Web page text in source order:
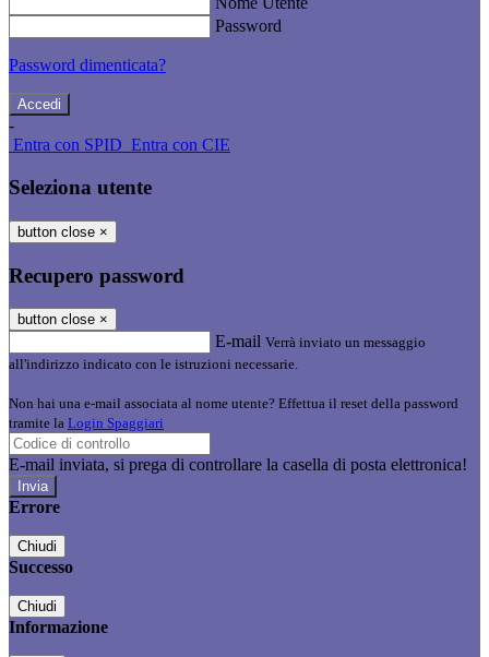
Password
Password dimenticata?
-
Entra con SPID Entra con CIE
Seleziona utente
button close ×
Recupero password
button close ×
E-mail Verrà inviato un messaggio
all'indirizzo indicato con le istruzioni necessarie.
Non hai una e-mail associata al nome utente? Effettua il reset della password
tramite la Login Spaggiari
E-mail inviata, si prega di controllare la casella di posta elettronica!
Errore
Chiudi
Successo
Chiudi
Informazione